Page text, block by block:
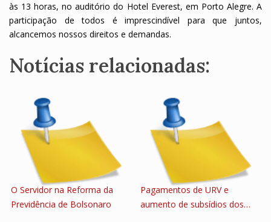
às 13 horas, no auditório do Hotel Everest, em Porto Alegre. A
participação de todos é imprescindível para que juntos,
alcancemos nossos direitos e demandas.
Notícias relacionadas:
O Servidor na Reforma da
Previdência de Bolsonaro
Pagamentos de URV e
aumento de subsídios dos…